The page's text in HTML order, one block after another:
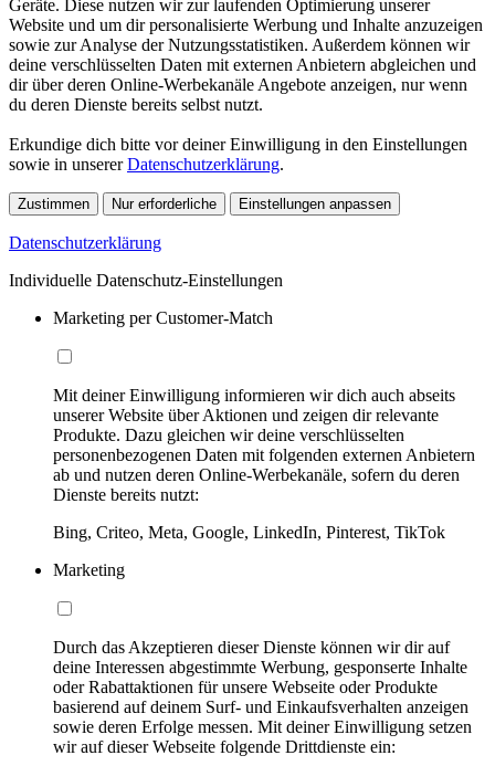
Geräte. Diese nutzen wir zur laufenden Optimierung unserer
Website und um dir personalisierte Werbung und Inhalte anzuzeigen
sowie zur Analyse der Nutzungsstatistiken. Außerdem können wir
deine verschlüsselten Daten mit externen Anbietern abgleichen und
dir über deren Online-Werbekanäle Angebote anzeigen, nur wenn
du deren Dienste bereits selbst nutzt.
Erkundige dich bitte vor deiner Einwilligung in den Einstellungen
sowie in unsererDatenschutzerklärung.
Zustimmen Nur erforderliche Einstellungen anpassen
Datenschutzerklärung
Individuelle Datenschutz-Einstellungen
Marketing per Customer-Match
Mit deiner Einwilligung informieren wir dich auch abseits
unserer Website über Aktionen und zeigen dir relevante
Produkte. Dazu gleichen wir deine verschlüsselten
personenbezogenen Daten mit folgenden externen Anbietern
ab und nutzen deren Online-Werbekanäle, sofern du deren
Dienste bereits nutzt:
Bing, Criteo, Meta, Google, LinkedIn, Pinterest, TikTok
Marketing
Durch das Akzeptieren dieser Dienste können wir dir auf
deine Interessen abgestimmte Werbung, gesponserte Inhalte
oder Rabattaktionen für unsere Webseite oder Produkte
basierend auf deinem Surf- und Einkaufsverhalten anzeigen
sowie deren Erfolge messen. Mit deiner Einwilligung setzen
wir auf dieser Webseite folgende Drittdienste ein: